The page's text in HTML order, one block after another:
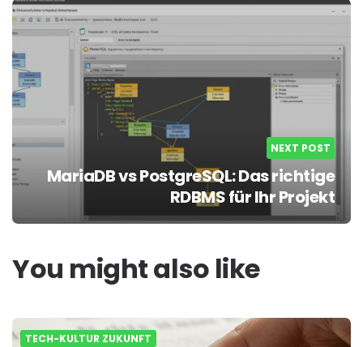
NEXT POST
MariaDB vs PostgreSQL: Das richtige
RDBMS für Ihr Projekt
You might also like
TECH-KULTUR ZUKUNFT